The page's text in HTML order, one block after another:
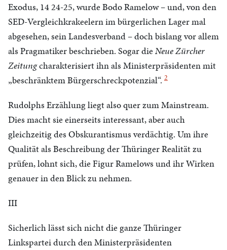
Exodus, 14 24-25, wurde Bodo Ramelow – und, von den
SED-Vergleichkrakeelern im bürgerlichen Lager mal
abgesehen, sein Landesverband – doch bislang vor allem
als Pragmatiker beschrieben. Sogar dieNeue Zürcher
Zeitungcharakterisiert ihn als Ministerpräsidenten mit
„beschränktem Bürgerschreckpotenzial“. 2
Rudolphs Erzählung liegt also quer zum Mainstream.
Dies macht sie einerseits interessant, aber auch
gleichzeitig des Obskurantismus verdächtig. Um ihre
Qualität als Beschreibung der Thüringer Realität zu
prüfen, lohnt sich, die Figur Ramelows und ihr Wirken
genauer in den Blick zu nehmen.
III
Sicherlich lässt sich nicht die ganze Thüringer
Linkspartei durch den Ministerpräsidenten